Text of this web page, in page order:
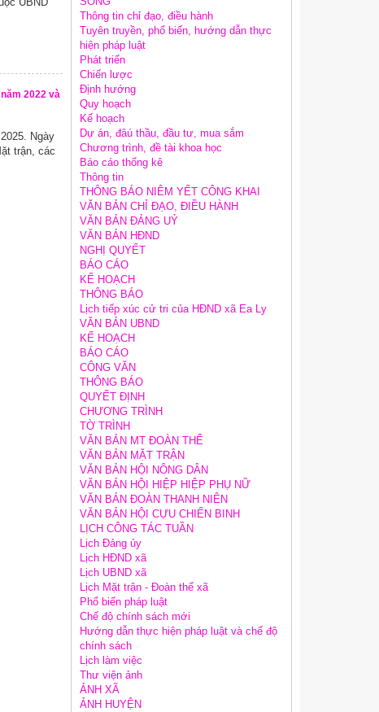
2022 và
Ngày
trận, các
Thông tin chỉ đạo, điều hành
Tuyên truyền, phổ biến, hướng dẫn thực
hiện pháp luật
Phát triển
Chiến lược
Định hướng
Quy hoạch
Kế hoạch
Dự án, đâú thầu, đầu tư, mua sắm
Chương trình, đề tài khoa học
Báo cáo thống kê
Thông tin
THÔNG BÁO NIÊM YẾT CÔNG KHAI
VĂN BẢN CHỈ ĐẠO, ĐIỀU HÀNH
VĂN BẢN ĐẢNG UỶ
VĂN BẢN HĐND
NGHỊ QUYẾT
BÁO CÁO
KẾ HOẠCH
THÔNG BÁO
Lịch tiếp xúc cử tri của HĐND xã Ea Ly
VĂN BẢN UBND
KẾ HOẠCH
BÁO CÁO
CÔNG VĂN
THÔNG BÁO
QUYẾT ĐỊNH
CHƯƠNG TRÌNH
TỜ TRÌNH
VĂN BẢN MT ĐOÀN THỂ
VĂN BẢN MẶT TRẬN
VĂN BẢN HỘI NÔNG DÂN
VĂN BẢN HỘI HIỆP HIỆP PHỤ NỮ
VĂN BẢN ĐOÀN THANH NIÊN
VĂN BẢN HỘI CỰU CHIẾN BINH
LỊCH CÔNG TÁC TUẦN
Lịch Đảng ủy
Lịch HĐND xã
Lịch UBND xã
Lịch Mặt trận - Đoàn thể xã
Phổ biến pháp luật
Chế độ chính sách mới
Hướng dẫn thực hiện pháp luật và chế độ
chính sách
Lịch làm việc
Thư viện ảnh
ẢNH XÃ
ẢNH HUYỆN